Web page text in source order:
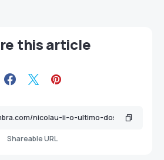
this article
Shareable URL